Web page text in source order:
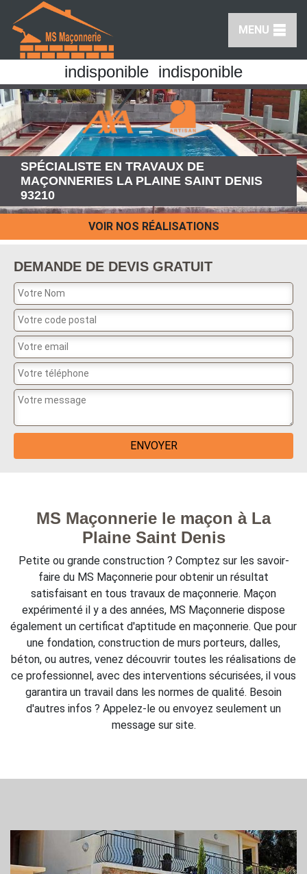
MENU
indisponible indisponible
SPÉCIALISTE EN TRAVAUX DE
MAÇONNERIES LA PLAINE SAINT DENIS
93210
VOIR NOS RÉALISATIONS
DEMANDE DE DEVIS GRATUIT
MS Maçonnerie le maçon à La
Plaine Saint Denis
Petite ou grande construction ? Comptez sur les savoir-
faire du MS Maçonnerie pour obtenir un résultat
satisfaisant en tous travaux de maçonnerie. Maçon
expérimenté il y a des années, MS Maçonnerie dispose
également un certificat d'aptitude en maçonnerie. Que pour
une fondation, construction de murs porteurs, dalles,
béton, ou autres, venez découvrir toutes les réalisations de
ce professionnel, avec des interventions sécurisées, il vous
garantira un travail dans les normes de qualité. Besoin
d'autres infos ? Appelez-le ou envoyez seulement un
message sur site.